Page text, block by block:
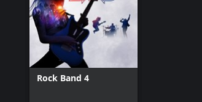
Rock Band 4